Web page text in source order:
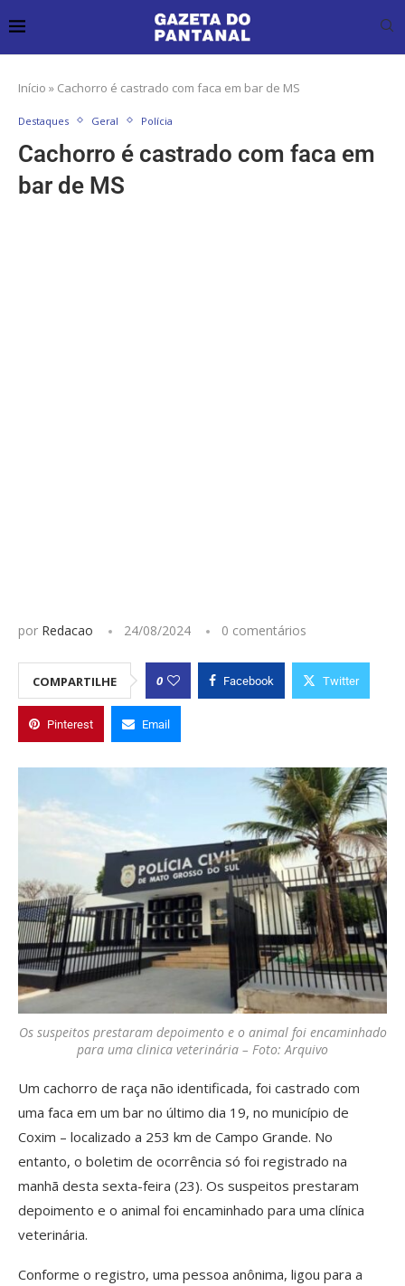
Início » Cachorro é castrado com faca em bar de MS
Destaques Geral Polícia
Cachorro é castrado com faca em
bar de MS
por Redacao 24/08/2024 0 comentários
COMPARTILHE 0 Facebook Twitter
Pinterest Email
Os suspeitos prestaram depoimento e o animal foi encaminhado
para uma clinica veterinária – Foto: Arquivo
Um cachorro de raça não identificada, foi castrado com
uma faca em um bar no último dia 19, no município de
Coxim – localizado a 253 km de Campo Grande. No
entanto, o boletim de ocorrência só foi registrado na
manhã desta sexta-feira (23). Os suspeitos prestaram
depoimento e o animal foi encaminhado para uma clínica
veterinária.
Conforme o registro, uma pessoa anônima, ligou para a